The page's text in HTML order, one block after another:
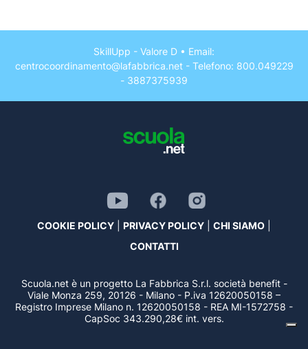
SkillUpp - Valore D • Email:
centrocoordinamento@lafabbrica.net- Telefono: 800.049229
- 3887375939
COOKIE POLICY PRIVACY POLICY CHI SIAMO
CONTATTI
Scuola.net è un progetto La Fabbrica S.r.l. società benefit -
Viale Monza 259, 20126 - Milano - P.iva 12620050158 –
Registro Imprese Milano n. 12620050158 - REA MI-1572758 -
CapSoc 343.290,28€ int. vers.